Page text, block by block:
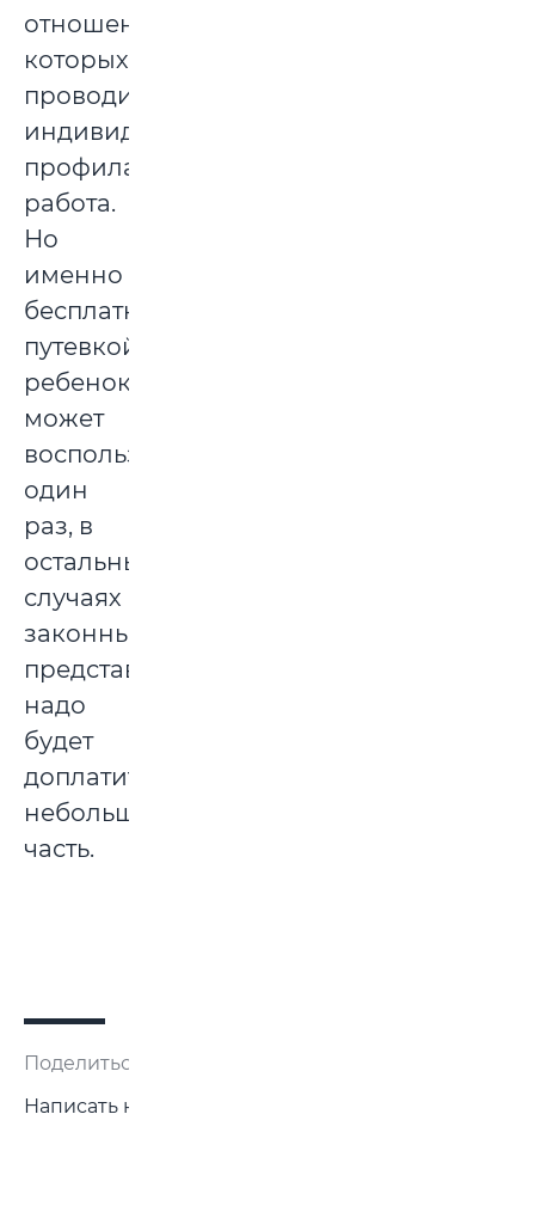
отношении
которых
проводится
индивидуальная
профилактическая
работа.
Но
именно
бесплатной
путевкой
ребенок
может
воспользоваться
один
раз, в
остальных
случаях
законным
представителям
надо
будет
доплатить
небольшую
часть.
Поделиться:
Написать нам